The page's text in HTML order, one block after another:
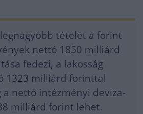
tételét a forint
nettó 1850 milliárd
fedezi, a lakosság
1323 milliárd forinttal
a nettó intézményi deviza-
milliárd forint lehet.